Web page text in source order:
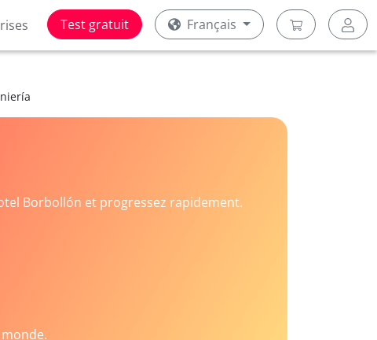
Test gratuit Français
Borbollón et progressez rapidement.